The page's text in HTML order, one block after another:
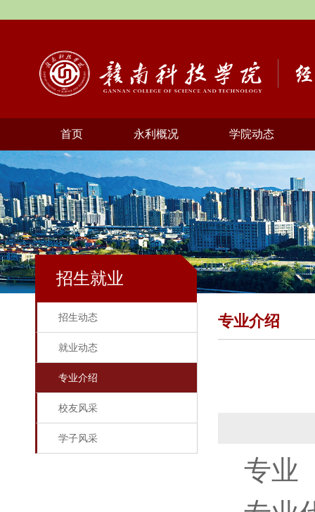
首页 永利概况 学院动态
招生就业
招生动态
就业动态
专业介绍
校友风采
学子风采
专业介绍
专业